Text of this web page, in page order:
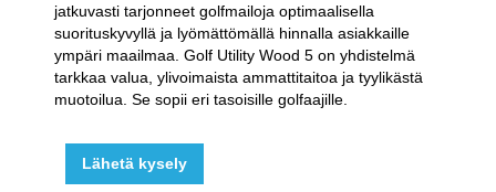
jatkuvasti tarjonneet golfmailoja optimaalisella
suorituskyvyllä ja lyömättömällä hinnalla asiakkaille
ympäri maailmaa. Golf Utility Wood 5 on yhdistelmä
tarkkaa valua, ylivoimaista ammattitaitoa ja tyylikästä
muotoilua. Se sopii eri tasoisille golfaajille.
Lähetä kysely